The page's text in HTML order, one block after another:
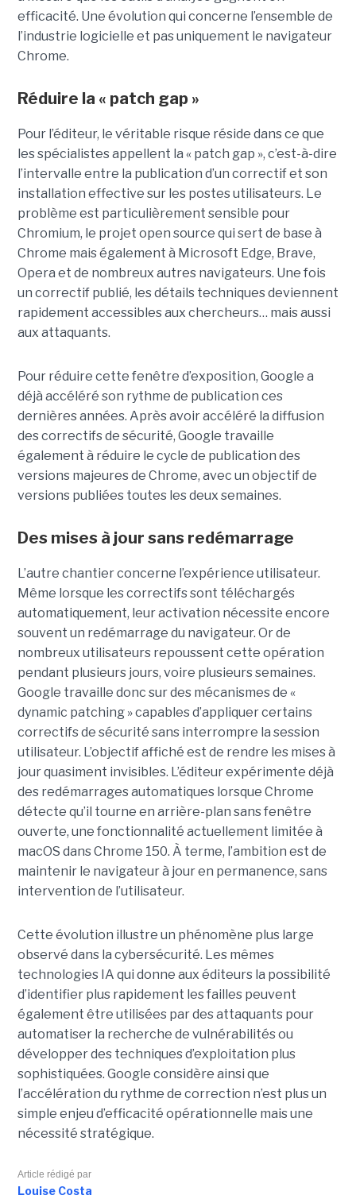
efficacité. Une évolution qui concerne l’ensemble de
l’industrie logicielle et pas uniquement le navigateur
Chrome.
Réduire la « patch gap »
Pour l’éditeur, le véritable risque réside dans ce que
les spécialistes appellent la « patch gap », c’est-à-dire
l’intervalle entre la publication d’un correctif et son
installation effective sur les postes utilisateurs. Le
problème est particulièrement sensible pour
Chromium, le projet open source qui sert de base à
Chrome mais également à Microsoft Edge, Brave,
Opera et de nombreux autres navigateurs. Une fois
un correctif publié, les détails techniques deviennent
rapidement accessibles aux chercheurs… mais aussi
aux attaquants.
Pour réduire cette fenêtre d’exposition, Google a
déjà accéléré son rythme de publication ces
dernières années. Après avoir accéléré la diffusion
des correctifs de sécurité, Google travaille
également à réduire le cycle de publication des
versions majeures de Chrome, avec un objectif de
versions publiées toutes les deux semaines.
Des mises à jour sans redémarrage
L’autre chantier concerne l’expérience utilisateur.
Même lorsque les correctifs sont téléchargés
automatiquement, leur activation nécessite encore
souvent un redémarrage du navigateur. Or de
nombreux utilisateurs repoussent cette opération
pendant plusieurs jours, voire plusieurs semaines.
Google travaille donc sur des mécanismes de «
dynamic patching » capables d’appliquer certains
correctifs de sécurité sans interrompre la session
utilisateur. L’objectif affiché est de rendre les mises à
jour quasiment invisibles. L’éditeur expérimente déjà
des redémarrages automatiques lorsque Chrome
détecte qu’il tourne en arrière-plan sans fenêtre
ouverte, une fonctionnalité actuellement limitée à
macOS dans Chrome 150. À terme, l’ambition est de
maintenir le navigateur à jour en permanence, sans
intervention de l’utilisateur.
Cette évolution illustre un phénomène plus large
observé dans la cybersécurité. Les mêmes
technologies IA qui donne aux éditeurs la possibilité
d’identifier plus rapidement les failles peuvent
également être utilisées par des attaquants pour
automatiser la recherche de vulnérabilités ou
développer des techniques d’exploitation plus
sophistiquées. Google considère ainsi que
l’accélération du rythme de correction n’est plus un
simple enjeu d’efficacité opérationnelle mais une
nécessité stratégique.
Article rédigé par
Louise Costa